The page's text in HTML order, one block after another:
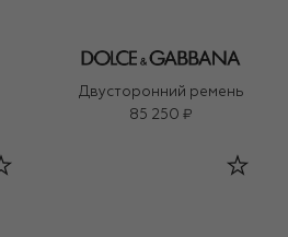
Двусторонний ремень
85 250 ₽